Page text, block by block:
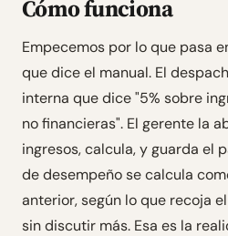
Cómo funciona
Empecemos por lo que pasa
que dice el manual. El
interna que dice "5% sobre
no financieras". El gerente la
ingresos, calcula, y guarda el
de desempeño se calcula
anterior, según lo que recoja
sin discutir más. Esa es la